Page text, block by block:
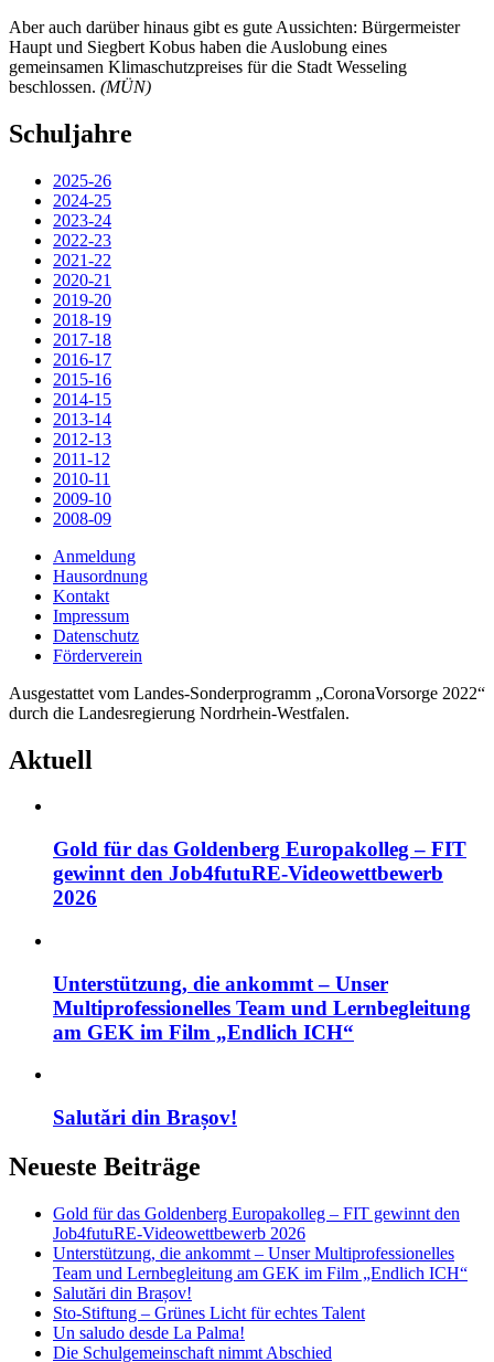
Aber auch darüber hinaus gibt es gute Aussichten: Bürgermeister
Haupt und Siegbert Kobus haben die Auslobung eines
gemeinsamen Klimaschutzpreises für die Stadt Wesseling
beschlossen. (MÜN)
Schuljahre
2025-26
2024-25
2023-24
2022-23
2021-22
2020-21
2019-20
2018-19
2017-18
2016-17
2015-16
2014-15
2013-14
2012-13
2011-12
2010-11
2009-10
2008-09
Anmeldung
Hausordnung
Kontakt
Impressum
Datenschutz
Förderverein
Ausgestattet vom Landes-Sonderprogramm „CoronaVorsorge 2022“
durch die Landesregierung Nordrhein-Westfalen.
Aktuell
Gold für das Goldenberg Europakolleg – FIT
gewinnt den Job4futuRE-Videowettbewerb
2026
Unterstützung, die ankommt – Unser
Multiprofessionelles Team und Lernbegleitung
am GEK im Film „Endlich ICH“
Salutări din Brașov!
Neueste Beiträge
Gold für das Goldenberg Europakolleg – FIT gewinnt den
Job4futuRE-Videowettbewerb 2026
Unterstützung, die ankommt – Unser Multiprofessionelles
Team und Lernbegleitung am GEK im Film „Endlich ICH“
Salutări din Brașov!
Sto-Stiftung – Grünes Licht für echtes Talent
Un saludo desde La Palma!
Die Schulgemeinschaft nimmt Abschied